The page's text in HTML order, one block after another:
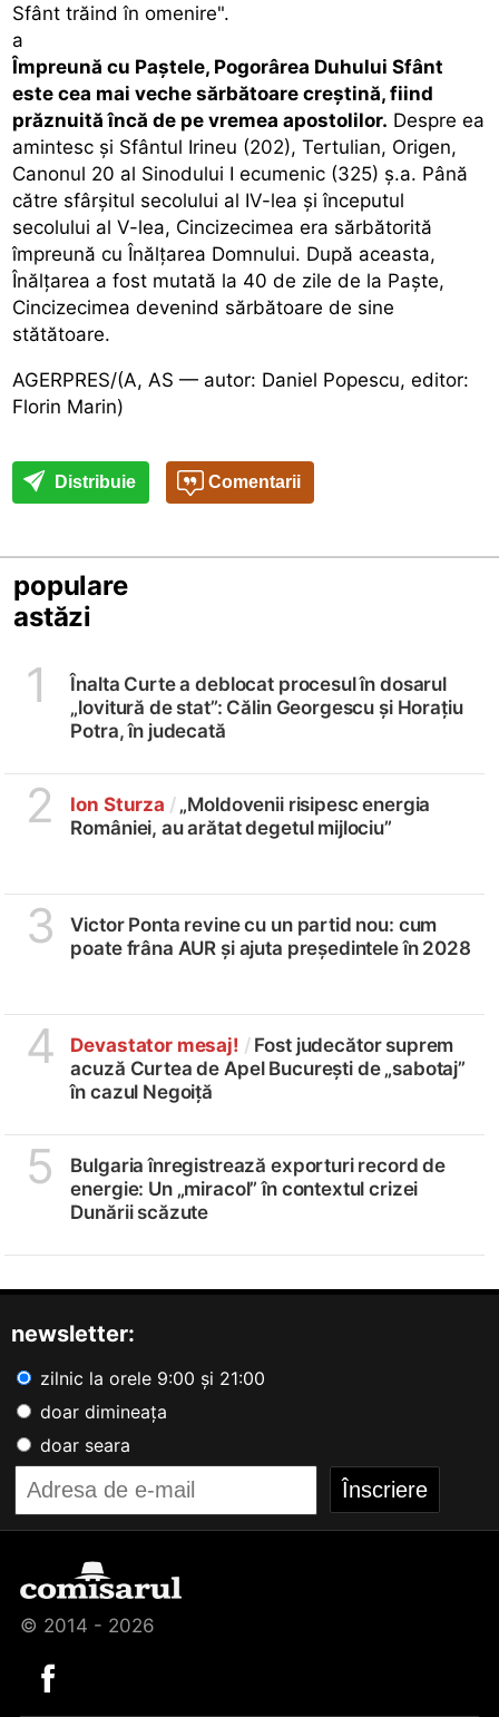
Sfânt trăind în omenire".
a
Împreună cu Paștele, Pogorârea Duhului Sfânt
este cea mai veche sărbătoare creștină, fiind
prăznuită încă de pe vremea apostolilor. Despre ea
amintesc și Sfântul Irineu (202), Tertulian, Origen,
Canonul 20 al Sinodului I ecumenic (325) ș.a. Până
către sfârșitul secolului al IV-lea și începutul
secolului al V-lea, Cincizecimea era sărbătorită
împreună cu Înălțarea Domnului. După aceasta,
Înălțarea a fost mutată la 40 de zile de la Paște,
Cincizecimea devenind sărbătoare de sine
stătătoare.
AGERPRES/(A, AS — autor: Daniel Popescu, editor:
Florin Marin)
Distribuie Comentarii
populare
astăzi
1
Înalta Curte a deblocat procesul în dosarul
„lovitură de stat”: Călin Georgescu și Horațiu
Potra, în judecată
2 Ion Sturza /„Moldovenii risipesc energia
României, au arătat degetul mijlociu”
3
Victor Ponta revine cu un partid nou: cum
poate frâna AUR și ajuta președintele în 2028
4 Devastator mesaj! / Fost judecător suprem
acuză Curtea de Apel București de „sabotaj”
în cazul Negoiță
5
Bulgaria înregistrează exporturi record de
energie: Un „miracol” în contextul crizei
Dunării scăzute
newsletter:
zilnic la orele 9:00 și 21:00
doar dimineața
doar seara
© 2014 - 2026